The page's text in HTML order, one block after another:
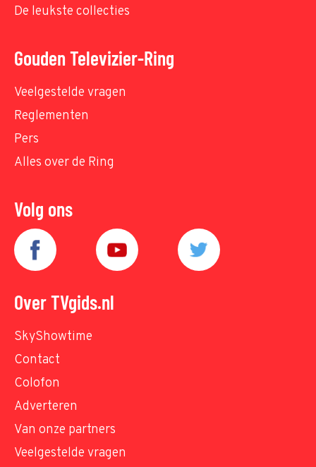
De leukste collecties
Gouden Televizier-Ring
Veelgestelde vragen
Reglementen
Pers
Alles over de Ring
Volg ons
Over TVgids.nl
SkyShowtime
Contact
Colofon
Adverteren
Van onze partners
Veelgestelde vragen